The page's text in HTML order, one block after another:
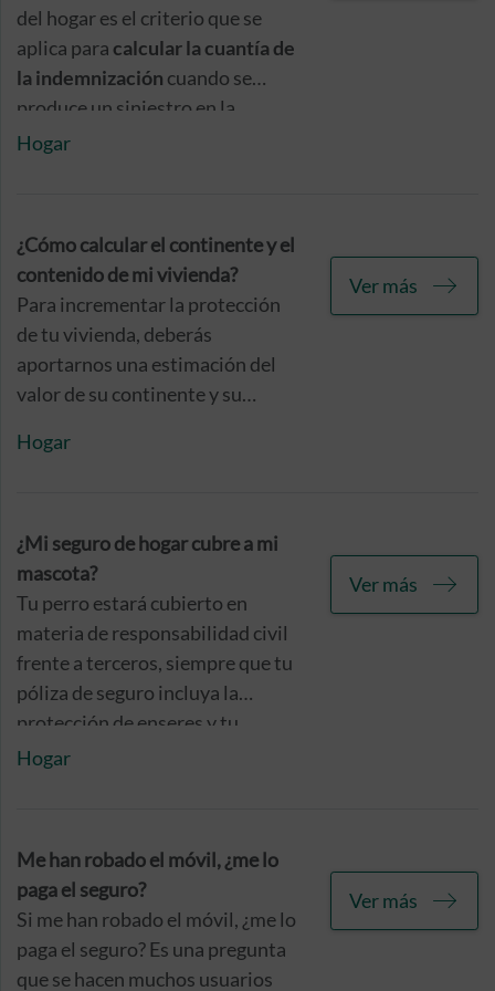
del hogar es el criterio que se
aplica para calcular la cuantía de
la indemnización cuando se
produce un siniestro en la
vivienda en casos de infraseguro.
Hogar
¿Cómo calcular el continente y el
contenido de mi vivienda?
Para incrementar la protección
de tu vivienda, deberás
aportarnos una estimación del
valor de su continente y su
toda la información que
ajustan lo más posible a su valor
real.
Hogar
Ver más
¿Mi seguro de hogar cubre a mi
mascota?
Tu perro estará cubierto en
materia de responsabilidad civil
frente a terceros, siempre que tu
póliza de seguro incluya la
protección de enseres y tu
mascota no pertenezca a una raza
específico, por cuestiones
legales.
Hogar
Ver más
Me han robado el móvil, ¿me lo
paga el seguro?
Si me han robado el móvil, ¿me lo
paga el seguro? Es una pregunta
que se hacen muchos usuarios
Ver más